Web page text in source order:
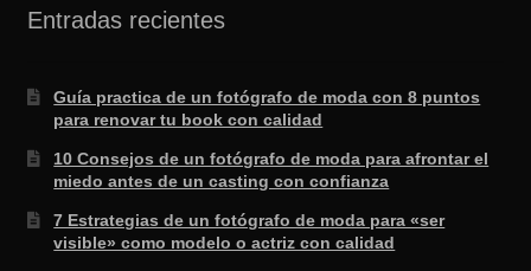
Entradas recientes
Guía practica de un fotógrafo de moda con 8 puntos
para renovar tu book con calidad
10 Consejos de un fotógrafo de moda para afrontar el
miedo antes de un casting con confianza
7 Estrategias de un fotógrafo de moda para «ser
visible» como modelo o actriz con calidad